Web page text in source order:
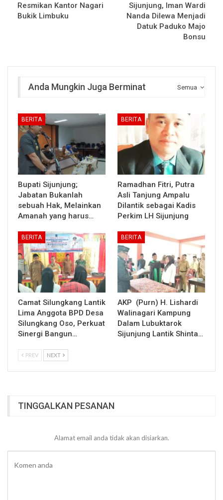
Resmikan Kantor Nagari
Bukik Limbuku
Sijunjung, Iman Wardi
Nanda Dilewa Menjadi
Datuk Paduko Majo
Bonsu
Semua
Anda Mungkin Juga Berminat
BERITA
Bupati Sijunjung;
Jabatan Bukanlah
sebuah Hak, Melainkan
Amanah yang harus…
BERITA
Ramadhan Fitri, Putra
Asli Tanjung Ampalu
Dilantik sebagai Kadis
Perkim LH Sijunjung
BERITA
Camat Silungkang Lantik
Lima Anggota BPD Desa
Silungkang Oso, Perkuat
Sinergi Bangun…
BERITA
AKP (Purn) H. Lishardi
Walinagari Kampung
Dalam Lubuktarok
Sijunjung Lantik Shinta…
PREV NEXT
TINGGALKAN PESANAN
Alamat email anda tidak akan disiarkan.